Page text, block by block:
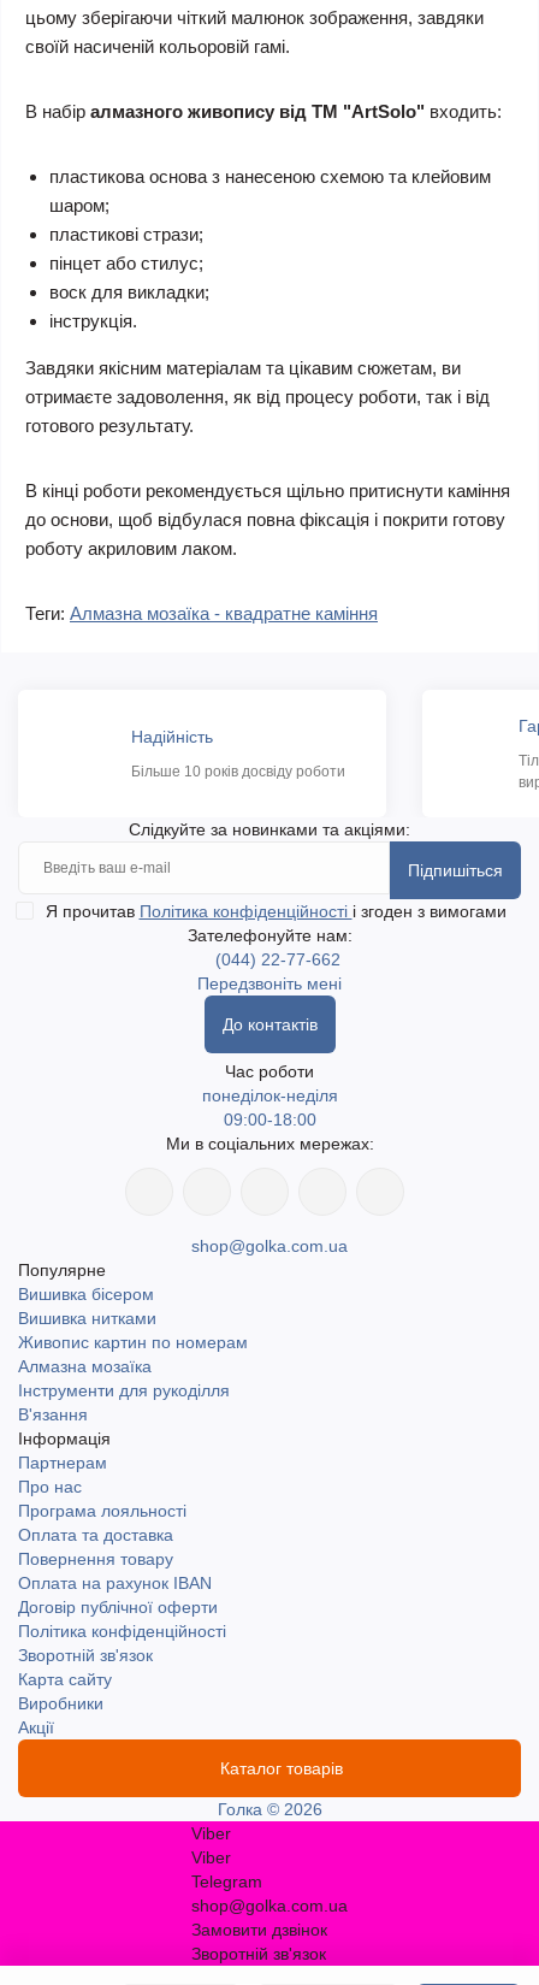
цьому зберігаючи чіткий малюнок зображення, завдяки
своїй насиченій кольоровій гамі.
В набір алмазного живопису від ТМ "ArtSolo" входить:
пластикова основа з нанесеною схемою та клейовим
шаром;
пластикові стрази;
пінцет або стилус;
воск для викладки;
інструкція.
Завдяки якісним матеріалам та цікавим сюжетам, ви
отримаєте задоволення, як від процесу роботи, так і від
готового результату.
В кінці роботи рекомендується щільно притиснути каміння
до основи, щоб відбулася повна фіксація і покрити готову
роботу акриловим лаком.
Теги: Алмазна мозаїка - квадратне каміння
Надійність
Більше 10 років досвіду роботи
Слідкуйте за новинками та акціями:
Підпишіться
Я прочитав Політика конфіденційності і згоден з вимогами
Зателефонуйте нам:
(044) 22-77-662
Передзвоніть мені
До контактів
Час роботи
понеділок-неділя
09:00-18:00
Ми в соціальних мережах:
shop@golka.com.ua
Популярне
Вишивка бісером
Вишивка нитками
Живопис картин по номерам
Алмазна мозаїка
Інструменти для рукоділля
В'язання
Інформація
Партнерам
Про нас
Програма лояльності
Оплата та доставка
Повернення товару
Оплата на рахунок IBAN
Договір публічної оферти
Політика конфіденційності
Зворотній зв'язок
Карта сайту
Виробники
Акції
Каталог товарів
Голка © 2026
Viber
Viber
Telegram
shop@golka.com.ua
Замовити дзвінок
Зворотній зв'язок